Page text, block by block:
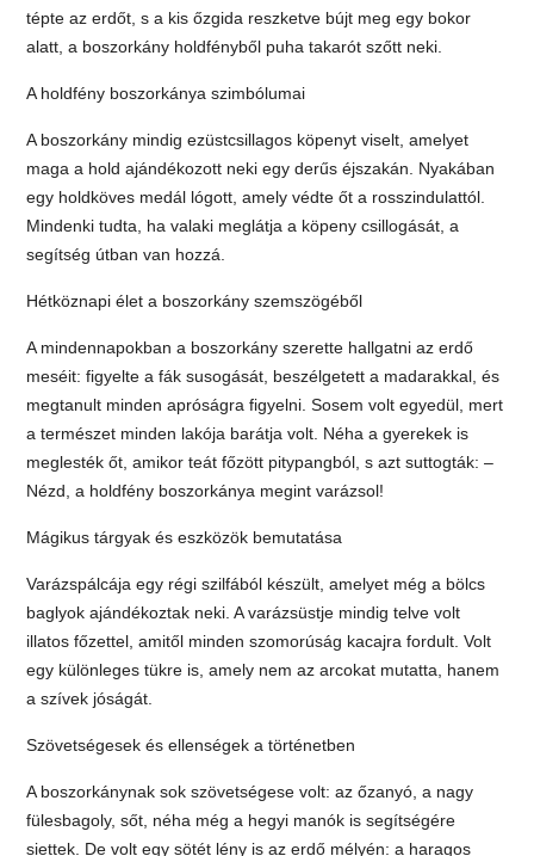
tépte az erdőt, s a kis őzgida reszketve bújt meg egy bokor
alatt, a boszorkány holdfényből puha takarót szőtt neki.
A holdfény boszorkánya szimbólumai
A boszorkány mindig ezüstcsillagos köpenyt viselt, amelyet
maga a hold ajándékozott neki egy derűs éjszakán. Nyakában
egy holdköves medál lógott, amely védte őt a rosszindulattól.
Mindenki tudta, ha valaki meglátja a köpeny csillogását, a
segítség útban van hozzá.
Hétköznapi élet a boszorkány szemszögéből
A mindennapokban a boszorkány szerette hallgatni az erdő
meséit: figyelte a fák susogását, beszélgetett a madarakkal, és
megtanult minden apróságra figyelni. Sosem volt egyedül, mert
a természet minden lakója barátja volt. Néha a gyerekek is
meglesték őt, amikor teát főzött pitypangból, s azt suttogták: –
Nézd, a holdfény boszorkánya megint varázsol!
Mágikus tárgyak és eszközök bemutatása
Varázspálcája egy régi szilfából készült, amelyet még a bölcs
baglyok ajándékoztak neki. A varázsüstje mindig telve volt
illatos főzettel, amitől minden szomorúság kacajra fordult. Volt
egy különleges tükre is, amely nem az arcokat mutatta, hanem
a szívek jóságát.
Szövetségesek és ellenségek a történetben
A boszorkánynak sok szövetségese volt: az őzanyó, a nagy
fülesbagoly, sőt, néha még a hegyi manók is segítségére
siettek. De volt egy sötét lény is az erdő mélyén: a haragos